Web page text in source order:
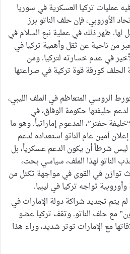
عمليات تركيا العسكرية في سوريا
الأوروبي، فإن حلف الناتو برز
لها. ظهر ذلك في عملية نبع السلام في
من ناحية عن ثقل وأهمية تركيا في
في عدم خسارته لتركيا. ومن
الحلف كورقة قوة تركية في صراعتها
الروسي المتعاظم في الملف الليبي،
حليفتها حكومة الوفاق، في
حفتر”، المدعوم إماراتياً. وهو ما
أمين عام الناتو استعداده لدعم
ليس شرطاً أن يكون الدعم عسكرياً، بل
الناتو لهذا الملف، سياسي بحت،
توازن في القوى في مواجهة تكتل من
تواجه تركيا في ليبيا.
شهر أبريل 2020، لم يتم تجديد شراكة دولة الإمارات في
مع حلف الناتو. وتقف تركيا عضو
مع الإمارات توتر شديد، وراء هذا